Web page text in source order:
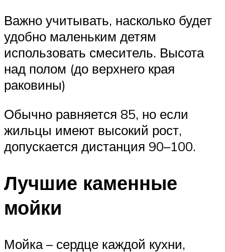
Важно учитывать, насколько будет
удобно маленьким детям
использовать смеситель. Высота
над полом (до верхнего края
раковины)
Обычно равняется 85, но если
жильцы имеют высокий рост,
допускается дистанция 90–100.
Лучшие каменные
мойки
Мойка – сердце каждой кухни,